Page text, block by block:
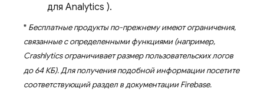
для Analytics ).
* Бесплатные продукты по-прежнему имеют ограничения,
связанные с определенными функциями (например,
Crashlyticsограничивает размер пользовательских логов
до 64 КБ). Для получения подобной информации посетите
соответствующий раздел в документации Firebase.